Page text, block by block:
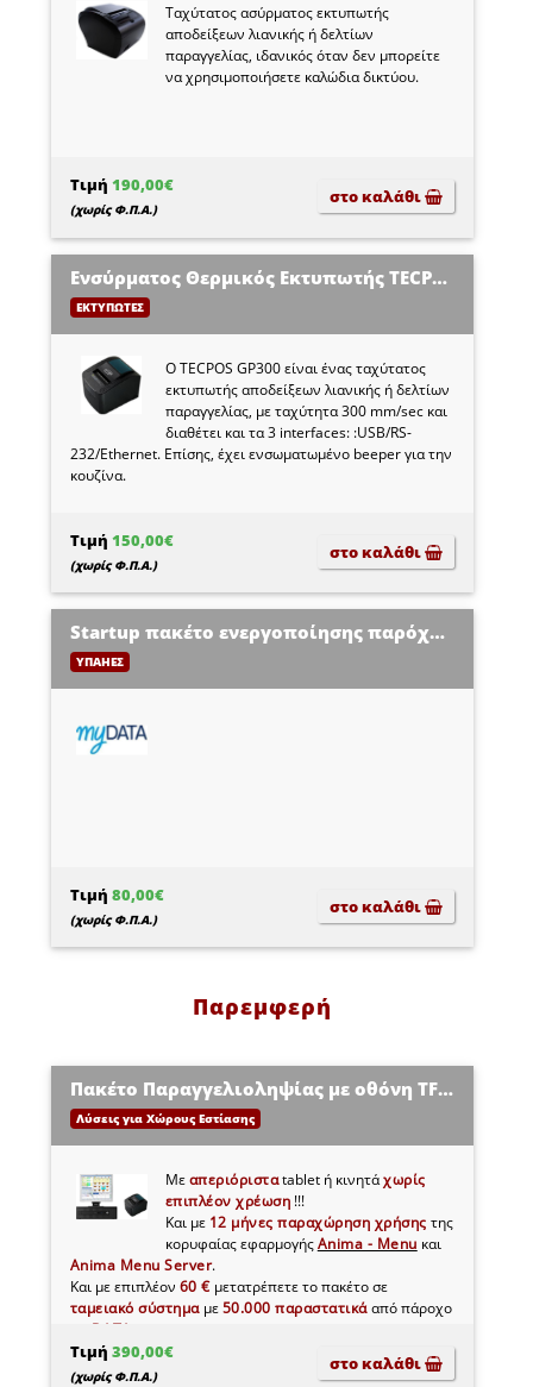
Ταχύτατος ασύρματος εκτυπωτής
αποδείξεων λιανικής ή δελτίων
παραγγελίας, ιδανικός όταν δεν μπορείτε
να χρησιμοποιήσετε καλώδια δικτύου.
Τιμή 190,00€
(χωρίς Φ.Π.Α.)
στο καλάθι
Ενσύρματος Θερμικός Εκτυπωτής TECPOS GP300
ΕΚΤΥΠΩΤΕΣ
Ο TECPOS GP300 είναι ένας ταχύτατος
εκτυπωτής αποδείξεων λιανικής ή δελτίων
παραγγελίας, με ταχύτητα 300 mm/sec και
διαθέτει και τα 3 interfaces: :USB/RS-
232/Ethernet. Επίσης, έχει ενσωματωμένο beeper για την
κουζίνα.
Τιμή 150,00€
(χωρίς Φ.Π.Α.)
στο καλάθι
Startup πακέτο ενεργοποίησης παρόχου ηλεκτρονικής τιμολόγησης ΥΠΑΗΕΣ Β2Β και B2C με 50.000 παραστατικά/έτος
ΥΠΑΗΕΣ
Τιμή 80,00€
(χωρίς Φ.Π.Α.)
στο καλάθι
Παρεμφερή
Πακέτο Παραγγελιοληψίας με οθόνη TFT 19``
Λύσεις για Χώρους Εστίασης
Μεαπεριόρισταtablet ή κινητάχωρίς
επιπλέον χρέωση !!!
Και με 12 μήνες παραχώρηση χρήσης της
κορυφαίας εφαρμογήςAnima - Menu και
Anima Menu Server.
Και με επιπλέον 60 €μετατρέπετε το πακέτο σε
ταμειακό σύστημαμε50.000 παραστατικάαπό πάροχο
myDATA
Τιμή 390,00€
(χωρίς Φ.Π.Α.)
στο καλάθι